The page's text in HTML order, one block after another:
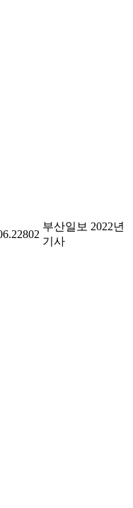
부산일보 2022년
기사